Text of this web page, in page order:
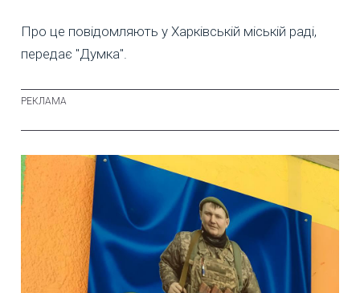
Про це повідомляють у Харківській міській раді,
передає "Думка".